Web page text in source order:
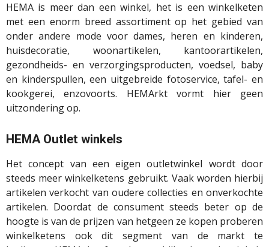
HEMA is meer dan een winkel, het is een winkelketen
met een enorm breed assortiment op het gebied van
onder andere mode voor dames, heren en kinderen,
huisdecoratie, woonartikelen, kantoorartikelen,
gezondheids- en verzorgingsproducten, voedsel, baby
en kinderspullen, een uitgebreide fotoservice, tafel- en
kookgerei, enzovoorts. HEMArkt vormt hier geen
uitzondering op.
HEMA Outlet winkels
Het concept van een eigen outletwinkel wordt door
steeds meer winkelketens gebruikt. Vaak worden hierbij
artikelen verkocht van oudere collecties en onverkochte
artikelen. Doordat de consument steeds beter op de
hoogte is van de prijzen van hetgeen ze kopen proberen
winkelketens ook dit segment van de markt te